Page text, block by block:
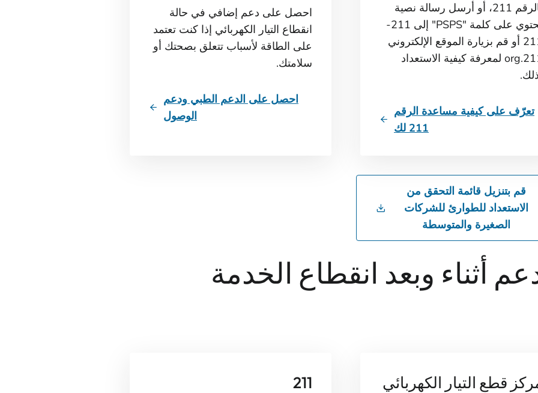
بالرقم 211، أو أرسل رسالة نصية
تحتوي على كلمة "PSPS" إلى 211-
211 أو قم بزيارة الموقع الإلكتروني
211.org لمعرفة كيفية الاستعداد
تعرّف على كيفية مساعدة الرقم
211 لك
احصل على دعم إضافي في حالة
انقطاع التيار الكهربائي إذا كنت تعتمد
على الطاقة لأسباب تتعلق بصحتك أو
سلامتك.
احصل على الدعم الطبي ودعم
الوصول
قم بتنزيل قائمة التحقق من
الاستعداد للطوارئ للشركات
الصغيرة والمتوسطة
أثناء وبعد انقطاع الخدمة
قطع التيار الكهربائي 211